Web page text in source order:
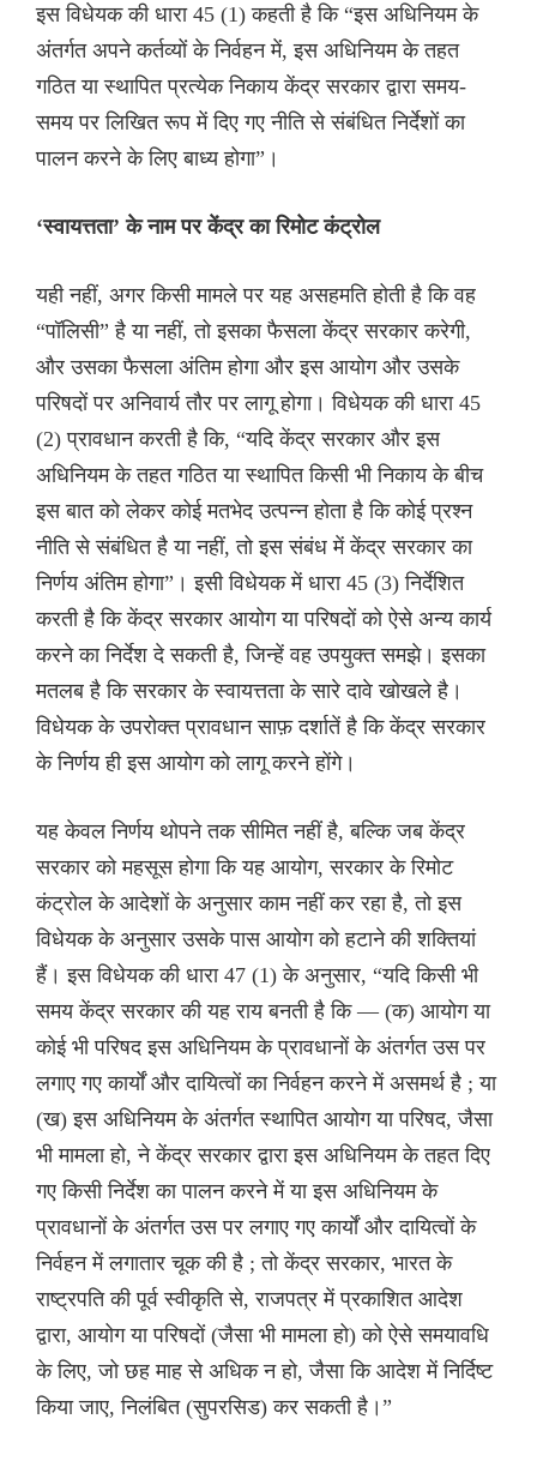
इस विधेयक की धारा 45 (1) कहती है कि “इस अधिनियम के
अंतर्गत अपने कर्तव्यों के निर्वहन में, इस अधिनियम के तहत
गठित या स्थापित प्रत्येक निकाय केंद्र सरकार द्वारा समय-
समय पर लिखित रूप में दिए गए नीति से संबंधित निर्देशों का
पालन करने के लिए बाध्य होगा”।
‘स्वायत्तता’ के नाम पर केंद्र का रिमोट कंट्रोल
यही नहीं, अगर किसी मामले पर यह असहमति होती है कि वह
“पॉलिसी” है या नहीं, तो इसका फैसला केंद्र सरकार करेगी,
और उसका फैसला अंतिम होगा और इस आयोग और उसके
परिषदों पर अनिवार्य तौर पर लागू होगा। विधेयक की धारा 45
(2) प्रावधान करती है कि, “यदि केंद्र सरकार और इस
अधिनियम के तहत गठित या स्थापित किसी भी निकाय के बीच
इस बात को लेकर कोई मतभेद उत्पन्न होता है कि कोई प्रश्न
नीति से संबंधित है या नहीं, तो इस संबंध में केंद्र सरकार का
निर्णय अंतिम होगा”। इसी विधेयक में धारा 45 (3) निर्देशित
करती है कि केंद्र सरकार आयोग या परिषदों को ऐसे अन्य कार्य
करने का निर्देश दे सकती है, जिन्हें वह उपयुक्त समझे। इसका
मतलब है कि सरकार के स्वायत्तता के सारे दावे खोखले है।
विधेयक के उपरोक्त प्रावधान साफ़ दर्शातें है कि केंद्र सरकार
के निर्णय ही इस आयोग को लागू करने होंगे।
यह केवल निर्णय थोपने तक सीमित नहीं है, बल्कि जब केंद्र
सरकार को महसूस होगा कि यह आयोग, सरकार के रिमोट
कंट्रोल के आदेशों के अनुसार काम नहीं कर रहा है, तो इस
विधेयक के अनुसार उसके पास आयोग को हटाने की शक्तियां
हैं। इस विधेयक की धारा 47 (1) के अनुसार, “यदि किसी भी
समय केंद्र सरकार की यह राय बनती है कि — (क) आयोग या
कोई भी परिषद इस अधिनियम के प्रावधानों के अंतर्गत उस पर
लगाए गए कार्यों और दायित्वों का निर्वहन करने में असमर्थ है ; या
(ख) इस अधिनियम के अंतर्गत स्थापित आयोग या परिषद, जैसा
भी मामला हो, ने केंद्र सरकार द्वारा इस अधिनियम के तहत दिए
गए किसी निर्देश का पालन करने में या इस अधिनियम के
प्रावधानों के अंतर्गत उस पर लगाए गए कार्यों और दायित्वों के
निर्वहन में लगातार चूक की है ; तो केंद्र सरकार, भारत के
राष्ट्रपति की पूर्व स्वीकृति से, राजपत्र में प्रकाशित आदेश
द्वारा, आयोग या परिषदों (जैसा भी मामला हो) को ऐसे समयावधि
के लिए, जो छह माह से अधिक न हो, जैसा कि आदेश में निर्दिष्ट
किया जाए, निलंबित (सुपरसिड) कर सकती है।”